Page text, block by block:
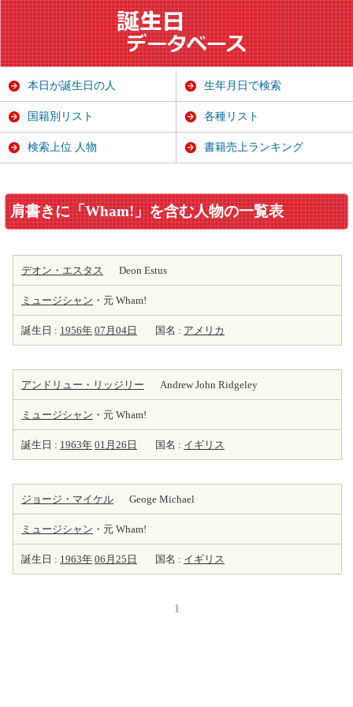
肩書きに「Wham!」を含む人物の一覧表
デオン・エスタス Deon Estus
ミュージシャン ・元 Wham!
誕生日 : 1956年 07月04日 国名 : アメリカ
アンドリュー・リッジリー Andrew John Ridgeley
ミュージシャン ・元 Wham!
誕生日 : 1963年 01月26日 国名 : イギリス
ジョージ・マイケル Geoge Michael
ミュージシャン ・元 Wham!
誕生日 : 1963年 06月25日 国名 : イギリス
1
本日が誕生日の人 生年月日で検索
国籍別リスト 各種リスト
検索上位 人物 書籍売上ランキング